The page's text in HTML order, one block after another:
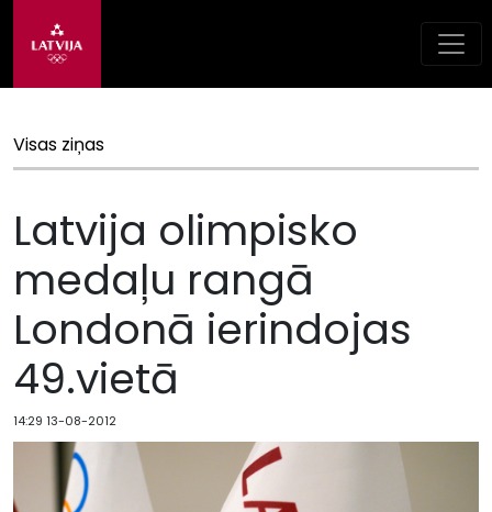
Visas ziņas
Latvija olimpisko
medaļu rangā
Londonā ierindojas
49.vietā
14:29 13-08-2012